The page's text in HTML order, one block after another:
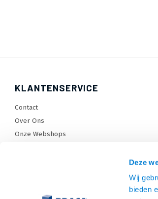
Deze
Wij
bieden
KLANTENSERVICE
Contact
Over Ons
Onze Webshops